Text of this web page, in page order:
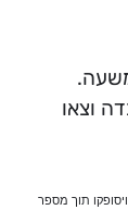
וצאו
ויסופקו תוך מספר